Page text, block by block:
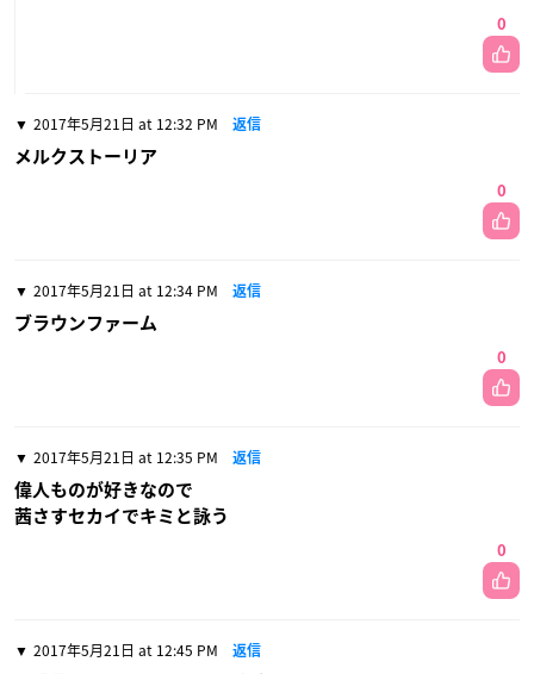
0
2017年5月21日 at 12:32 PM 返信
メルクストーリア
0
2017年5月21日 at 12:34 PM 返信
ブラウンファーム
0
2017年5月21日 at 12:35 PM 返信
偉人ものが好きなので
茜さすセカイでキミと詠う
0
2017年5月21日 at 12:45 PM 返信